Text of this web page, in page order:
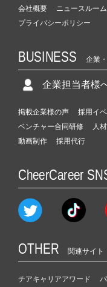
会社概要 ニュースルーム
プライバシーポリシー
BUSINESS 企業
企業担当者様
掲載企業様の声 採用イ
ベンチャー合同研修
人
動画制作
採用代行
CheerCareer
OTHER 関連サイト
チアキャリアアワード